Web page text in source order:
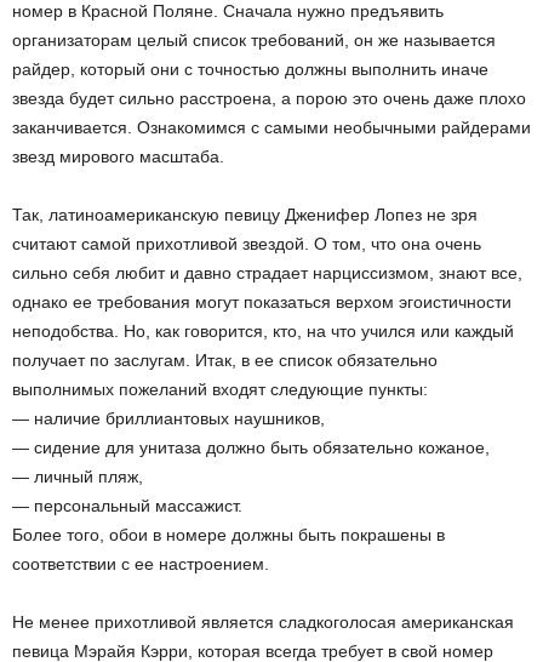
номер в Красной Поляне. Сначала нужно предъявить
организаторам целый список требований, он же называется
райдер, который они с точностью должны выполнить иначе
звезда будет сильно расстроена, а порою это очень даже плохо
заканчивается. Ознакомимся с самыми необычными райдерами
звезд мирового масштаба.
Так, латиноамериканскую певицу Дженифер Лопез не зря
считают самой прихотливой звездой. О том, что она очень
сильно себя любит и давно страдает нарциссизмом, знают все,
однако ее требования могут показаться верхом эгоистичности
неподобства. Но, как говорится, кто, на что учился или каждый
получает по заслугам. Итак, в ее список обязательно
выполнимых пожеланий входят следующие пункты:
— наличие бриллиантовых наушников,
— сидение для унитаза должно быть обязательно кожаное,
— личный пляж,
— персональный массажист.
Более того, обои в номере должны быть покрашены в
соответствии с ее настроением.
Не менее прихотливой является сладкоголосая американская
певица Мэрайя Кэрри, которая всегда требует в свой номер